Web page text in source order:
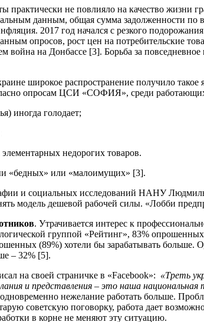
не повлияло на качество жизни
данным, общая сумма задолженности по
2017 год начался с резкого
опросов, рост цен на потребительские
на Донбассе [3]. Борьба за
широкое распространение получило
опросам ЦСИ «СОФИЯ», среди
иногда голодает;
недорогих товаров.
«бедных» или «малоимущих» [3].
и социальных исследований НАНУ
модель дешевой рабочей силы. «Лобби
. Утрачивается интерес к
группой «Рейтинг», 83%
(89%) хотели бы зарабатывать больше.
– 32% [5].
на своей страничке в «Facebook»: «Треть
и представления – это наша национальная
нежелание работать больше.
советскую поговорку, работа дает
в корне не меняют эту ситуацию.